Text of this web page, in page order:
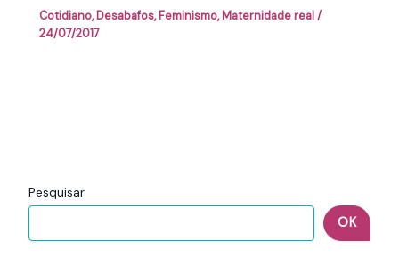
Pesquisar
OK
Cotidiano,Desabafos,Feminismo,Maternidade real/
24/07/2017